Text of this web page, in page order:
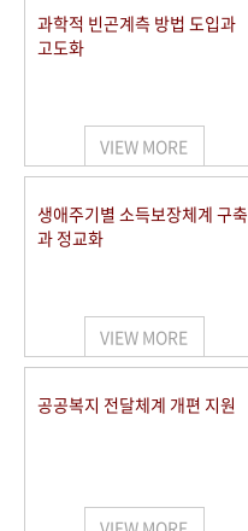
과학적 빈곤계측 방법 도입과
고도화
VIEW MORE
생애주기별 소득보장체계 구축
과 정교화
VIEW MORE
공공복지 전달체계 개편 지원